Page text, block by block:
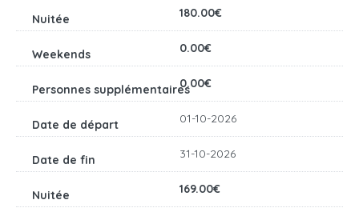
180.00€
0.00€
0.00€
01-10-2026
31-10-2026
169.00€